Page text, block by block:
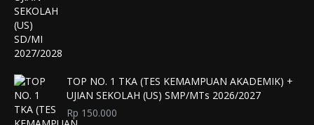
TOP NO. 1 TKA (TES KEMAMPUAN AKADEMIK) +
UJIAN SEKOLAH (US) SMP/MTs 2026/2027
Rp 150.000